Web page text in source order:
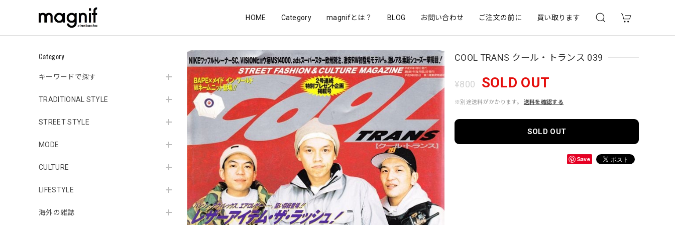
HOME Category magnifとは？ BLOG お問い合わせ ご注文の前に 買い取ります
Category
キーワードで探す
TRADITIONAL STYLE
STREET STYLE
MODE
CULTURE
LIFESTYLE
海外の雑誌
COOL TRANS クール・トランス 039
¥800 SOLD OUT
※別途送料がかかります。 送料を確認する
SOLD OUT
Save